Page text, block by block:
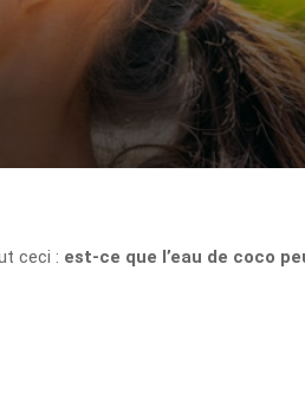
ceci : est-ce que l’eau de coco